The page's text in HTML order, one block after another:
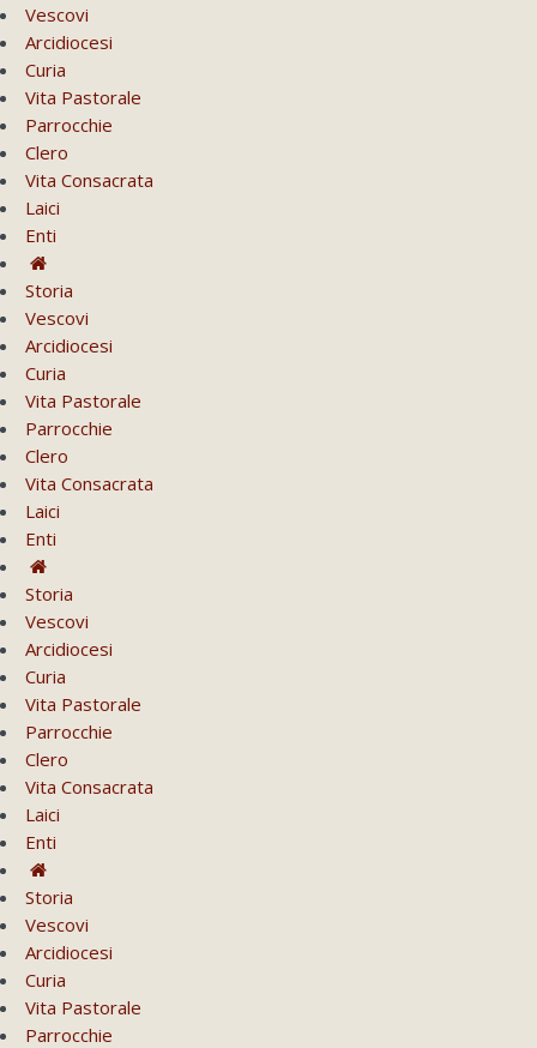
Vescovi
Arcidiocesi
Curia
Vita Pastorale
Parrocchie
Clero
Vita Consacrata
Laici
Enti
Storia
Vescovi
Arcidiocesi
Curia
Vita Pastorale
Parrocchie
Clero
Vita Consacrata
Laici
Enti
Storia
Vescovi
Arcidiocesi
Curia
Vita Pastorale
Parrocchie
Clero
Vita Consacrata
Laici
Enti
Storia
Vescovi
Arcidiocesi
Curia
Vita Pastorale
Parrocchie